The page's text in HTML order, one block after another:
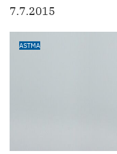
7.7.2015
ASTMA